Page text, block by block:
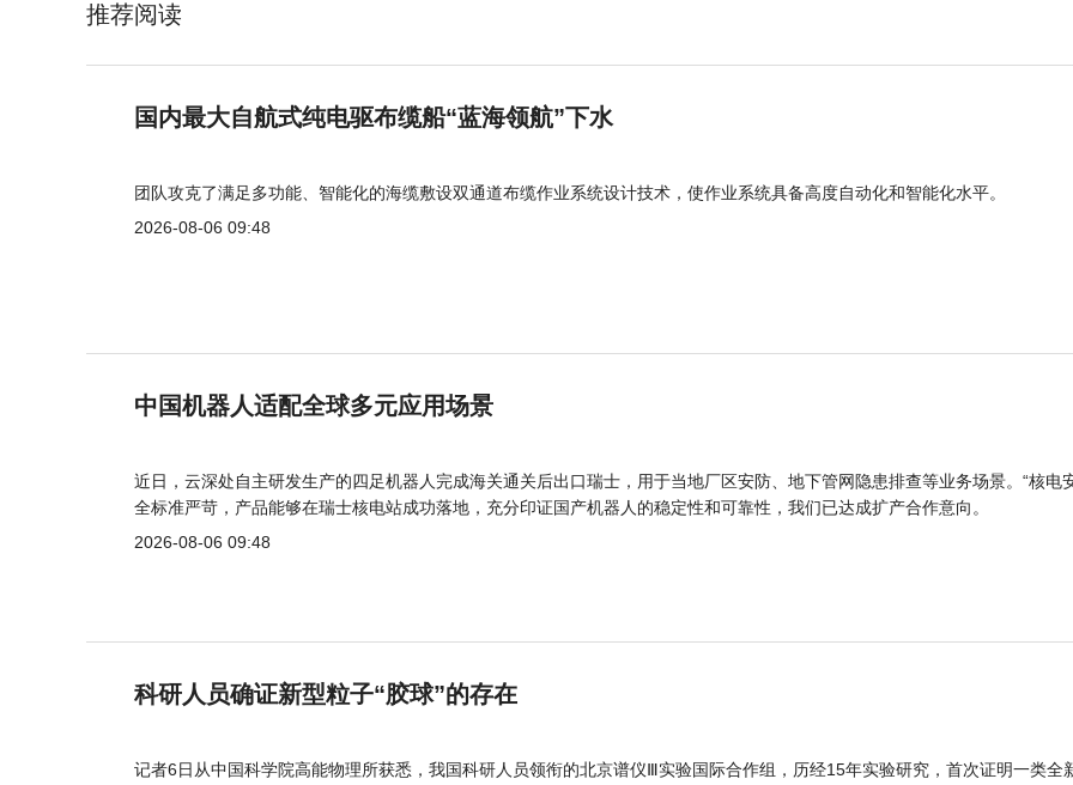
推荐阅读
国内最大自航式纯电驱布缆船“蓝海领航”下水
团队攻克了满足多功能、智能化的海缆敷设双通道布缆作业系统设计技术，使作业系统具备高度自动化和智能化水平。
2026-08-06 09:48
中国机器人适配全球多元应用场景
近日，云深处自主研发生产的四足机器人完成海关通关后出口瑞士，用于当地厂区安防、地下管网隐患排查等业务场景。“核电
全标准严苛，产品能够在瑞士核电站成功落地，充分印证国产机器人的稳定性和可靠性，我们已达成扩产合作意向。
2026-08-06 09:48
科研人员确证新型粒子“胶球”的存在
记者6日从中国科学院高能物理所获悉，我国科研人员领衔的北京谱仪Ⅲ实验国际合作组，历经15年实验研究，首次证明一类全